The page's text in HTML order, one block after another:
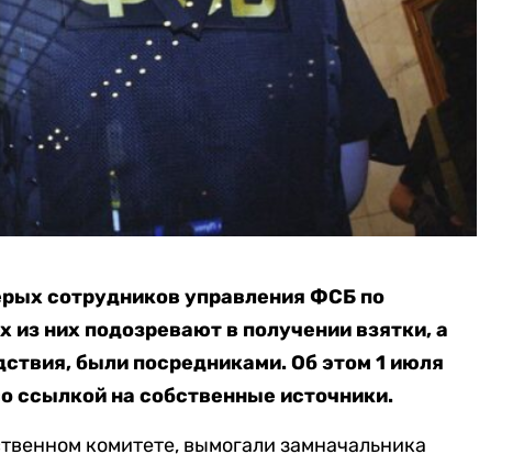
сотрудников управления ФСБ по
из них подозревают в получении взятки, а
были посредниками. Об этом 1 июля
ссылкой на собственные источники.
комитете, вымогали замначальника